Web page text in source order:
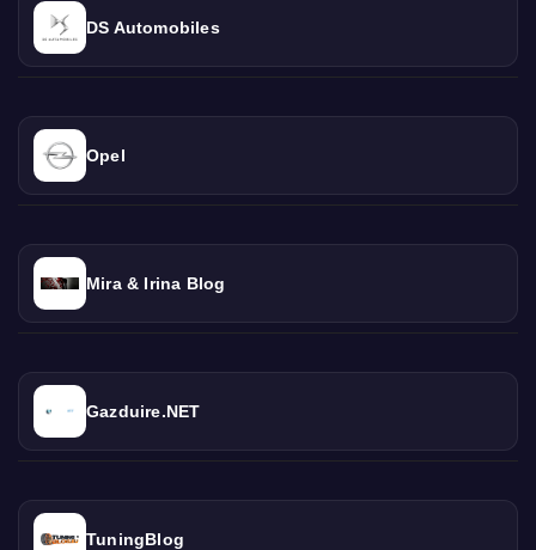
DS Automobiles
Opel
Mira & Irina Blog
Gazduire.NET
TuningBlog